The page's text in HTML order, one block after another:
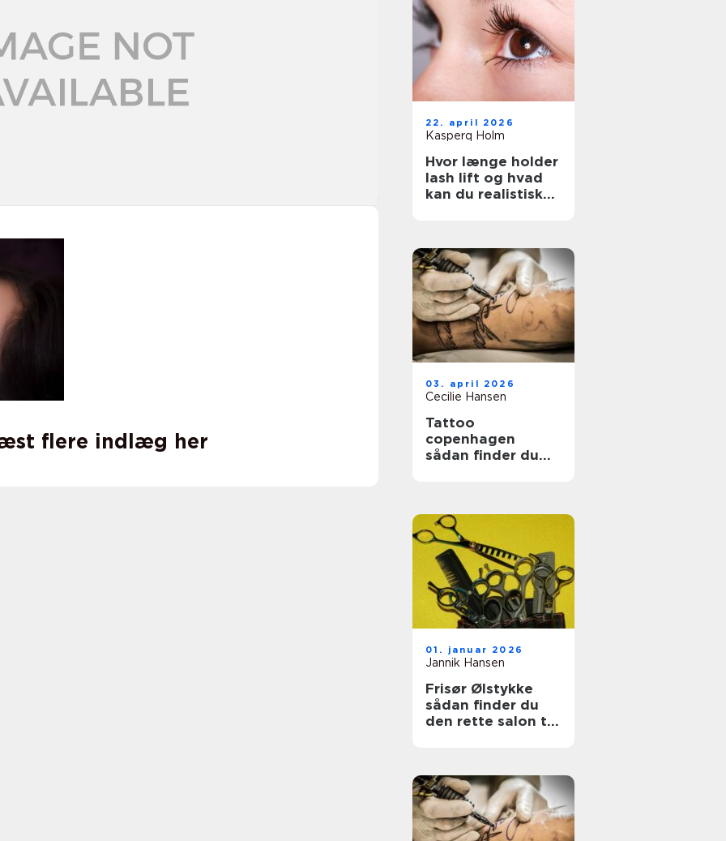
flere indlæg her
22. april 2026
Kasperq Holm
Hvor længe holder
lash lift og hvad
kan du realistisk
03. april 2026
Cecilie Hansen
Tattoo
copenhagen
sådan finder du
01. januar 2026
Jannik Hansen
Frisør Ølstykke
sådan finder du
den rette salon til